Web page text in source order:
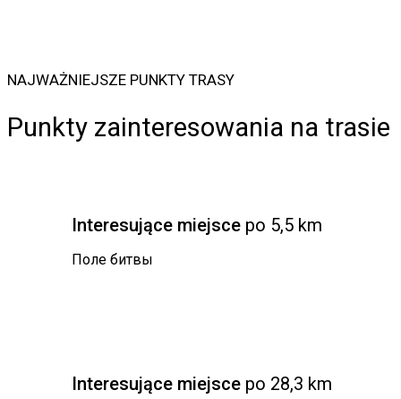
NAJWAŻNIEJSZE PUNKTY TRASY
Punkty zainteresowania na trasie
Interesujące miejsce po 5,5 km
Поле битвы
Interesujące miejsce po 28,3 km